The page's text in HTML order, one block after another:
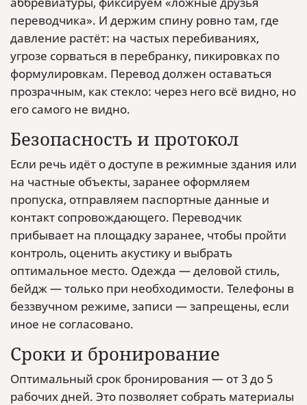
переводчика». И держим спину ровно там, где
давление растёт: на частых перебиваниях,
угрозе сорваться в перебранку, пикировках по
формулировкам. Перевод должен оставаться
прозрачным, как стекло: через него всё видно, но
его самого не видно.
Безопасность и протокол
Если речь идёт о доступе в режимные здания или
на частные объекты, заранее оформляем
пропуска, отправляем паспортные данные и
контакт сопровождающего. Переводчик
прибывает на площадку заранее, чтобы пройти
контроль, оценить акустику и выбрать
оптимальное место. Одежда — деловой стиль,
бейдж — только при необходимости. Телефоны в
беззвучном режиме, записи — запрещены, если
иное не согласовано.
Сроки и бронирование
Оптимальный срок бронирования — от 3 до 5
рабочих дней. Это позволяет собрать материалы